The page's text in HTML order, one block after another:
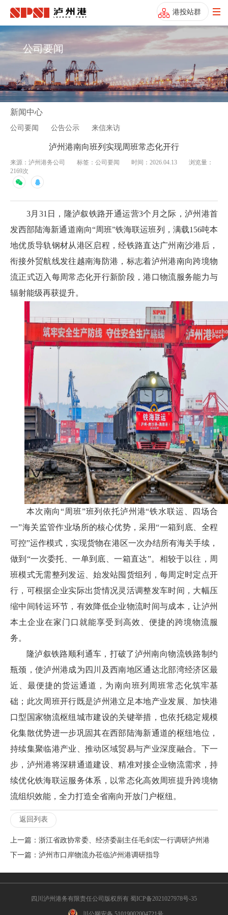
港投站群
公司要闻
新闻中心
公司要闻 公告公示 来信来访
泸州港南向班列实现周班常态化开行
来源：泸州港务公司 标签：公司要闻 时间：2026.04.13
浏览量：
2169次
3月31日，隆泸叙铁路开通运营3个月之际，泸州港首
发西部陆海新通道南向“周班”铁海联运班列，满载156吨本
地优质导轨钢材从港区启程，经铁路直达广州南沙港后，
衔接外贸航线发往越南海防港，标志着泸州港南向跨境物
流正式迈入每周常态化开行新阶段，港口物流服务能力与
辐射能级再获提升。
本次南向“周班”班列依托泸州港“铁水联运、四场合
一”海关监管作业场所的核心优势，采用“一箱到底、全程
可控”运作模式，实现货物在港区一次办结所有海关手续，
做到“一次委托、一单到底、一箱直达”。相较于以往，周
班模式无需整列发运、始发站囤货组列，每周定时定点开
行，可根据企业实际出货情况灵活调整发车时间，大幅压
缩中间转运环节，有效降低企业物流时间与成本，让泸州
本土企业在家门口就能享受到高效、便捷的跨境物流服
务。
隆泸叙铁路顺利通车，打破了泸州南向物流铁路制约
瓶颈，使泸州港成为四川及西南地区通达北部湾经济区最
近、最便捷的货运通道，为南向班列周班常态化筑牢基
础；此次周班开行既是泸州港立足本地产业发展、加快港
口型国家物流枢纽城市建设的关键举措，也依托稳定规模
化集散优势进一步巩固其在西部陆海新通道的枢纽地位，
持续集聚临港产业、推动区域贸易与产业深度融合。下一
步，泸州港将深耕通道建设、精准对接企业物流需求，持
续优化铁海联运服务体系，以常态化高效周班提升跨境物
流组织效能，全力打造全省南向开放门户枢纽。
返回列表
上一篇：浙江省政协常委、经济委副主任毛剑宏一行调研泸州港
下一篇：泸州市口岸物流办莅临泸州港调研指导
四川泸州港务有限责任公司版权所有 蜀ICP备2021027978号-35